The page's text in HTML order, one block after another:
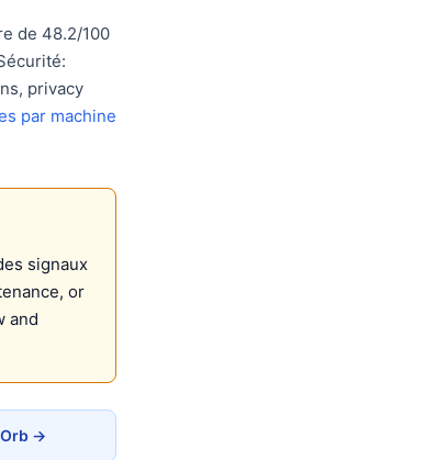
de 48.2/100
privacy
par machine
signaux
or
and
→